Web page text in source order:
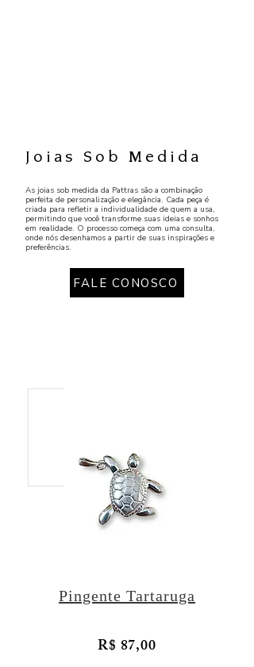
Joias Sob Medida
As joias sob medida da Pattras são a combinação
perfeita de personalização e elegância. Cada peça é
criada para refletir a individualidade de quem a usa,
permitindo que você transforme suas ideias e sonhos
em realidade. O processo começa com uma consulta,
onde nós desenhamos a partir de suas inspirações e
preferências.
FALE CONOSCO
Pingente Tartaruga
R$ 87,00